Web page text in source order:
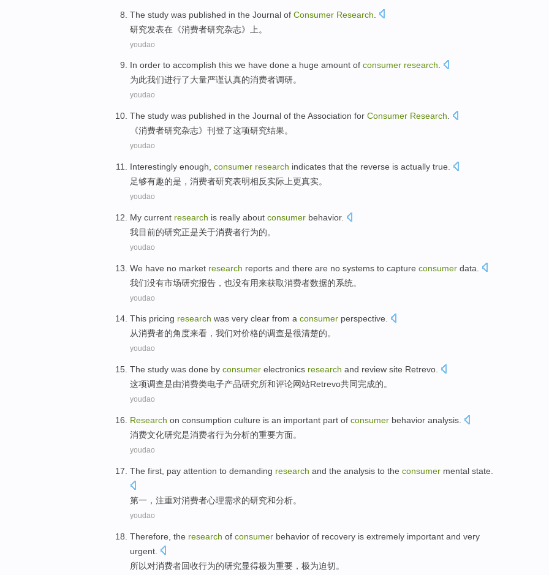
The study was published in the Journal of Consumer Research
研究发表在 《消费者研究杂志》上。
youdao
In order to accomplish this we have done a huge amount of consumer research.
为此我们进行了大量严谨认真的消费者调研。
youdao
The study was published in the Journal of the Association for Consumer Research
《消费者研究杂志》 刊登了这项研究结果。
youdao
Interestingly enough consumer research indicates that the reverse is actually true
足够有趣的是 ， 消费者研究表明相反实际上更真实。
youdao
My current research is really about consumer behavior.
我目前的研究正是关于消费者行为的。
youdao
We have no market research reports and there are no systems to capture consumer data
我们没有市场研究报告 ， 也没有用来获取消费者数据的系统。
youdao
This pricing research was very clear from a consumer perspective.
从消费者的角度来看，我们对价格的调查是很清楚的。
youdao
The study was done by consumer electronics research and review site Retrevo
这项调查是由消费类电子产品研究所和评论网站Retrevo共同完成的。
youdao
Research on consumption culture is an important part of consumer behavior analysis
消费文化研究是消费者行为分析的重要方面。
youdao
The first pay attention to demanding research and the analysis to the consumer mental state
第一 ， 注重对消费者心理需求的研究和分析。
youdao
Therefore the research of consumer behavior of recovery is extremely important and very
urgent
所以对消费者回收行为的研究显得极为重要 ， 极为迫切。